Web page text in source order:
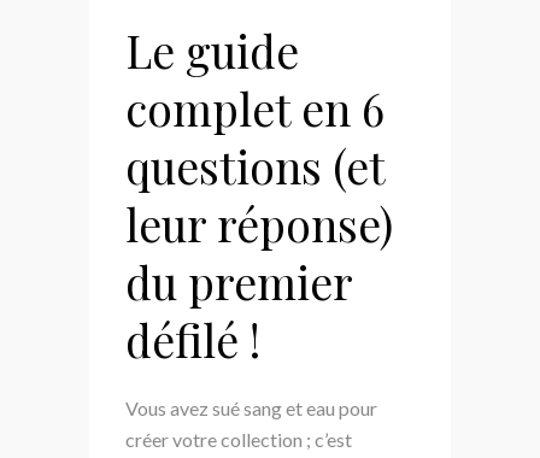
Le guide
complet en 6
questions (et
leur réponse)
du premier
défilé !
Vous avez sué sang et eau pour
créer votre collection ; c’est